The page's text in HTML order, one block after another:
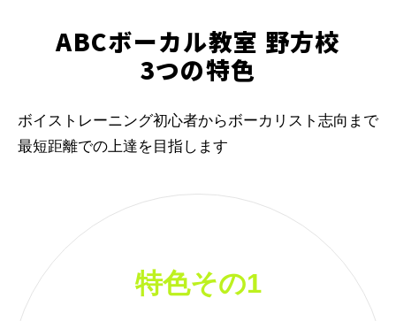
ABCボーカル教室 野方校
3つの特色
ボイストレーニング初心者からボーカリスト志向まで
最短距離での上達を目指します
特色その1